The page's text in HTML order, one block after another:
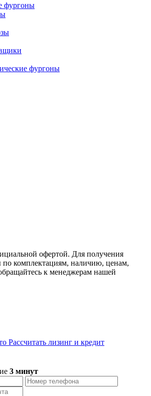
фургоны
фургоны
офертой. Для получения
комплектациям, наличию, ценам,
к менеджерам нашей
Рассчитать лизинг и кредит
3 минут